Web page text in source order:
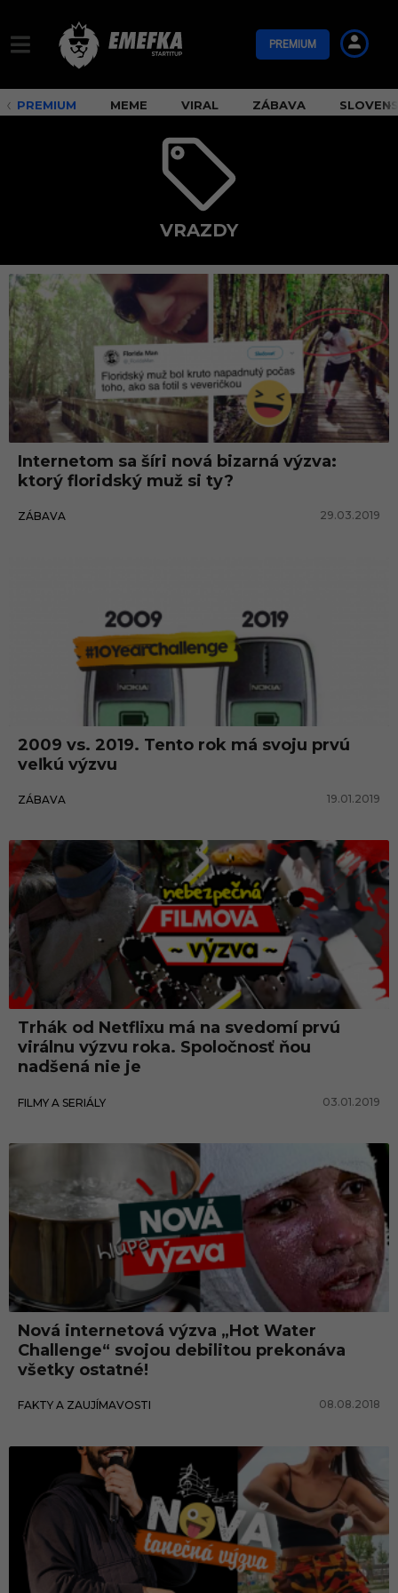
PREMIUM
PREMIUM MEME VIRAL ZÁBAVA
VRAZDY
v
r
a
z
d
y
Internetom sa šíri nová bizarná výzva:
ktorý floridský muž si ty?
ZÁBAVA 29.03.2019
2009 vs. 2019. Tento rok má svoju prvú
veľkú výzvu
ZÁBAVA 19.01.2019
Trhák od Netflixu má na svedomí prvú
virálnu výzvu roka. Spoločnosť ňou
nadšená nie je
FILMY A SERIÁLY 03.01.2019
Nová internetová výzva „Hot Water
Challenge“ svojou debilitou prekonáva
všetky ostatné!
FAKTY A ZAUJÍMAVOSTI 08.08.2018